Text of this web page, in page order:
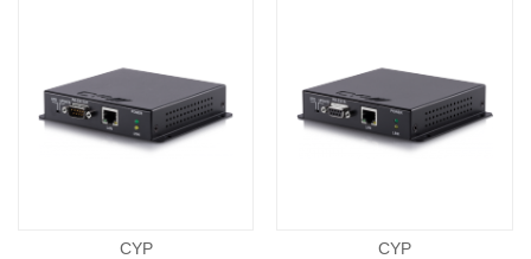
CYP CYP